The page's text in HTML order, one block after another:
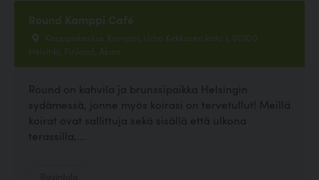
Round Kamppi Café
Kauppakeskus Kamppi, Urho Kekkosen katu 1, 00100
Helsinki, Finland, Akaa
Round on kahvila ja brunssipaikka Helsingin
sydämessä, jonne myös koirasi on tervetullut! Meillä
koirat ovat sallittuja sekä sisällä että ulkona
terassilla,...